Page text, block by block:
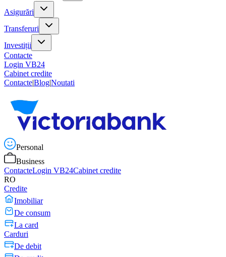
Asigurări
Transferuri
Investiții
Contacte
Login VB24
Cabinet credite
Contacte|Blog|Noutati
Personal
Business
ContacteLogin VB24Cabinet credite
RO
Credite
Imobiliar
De consum
La card
Carduri
De debit